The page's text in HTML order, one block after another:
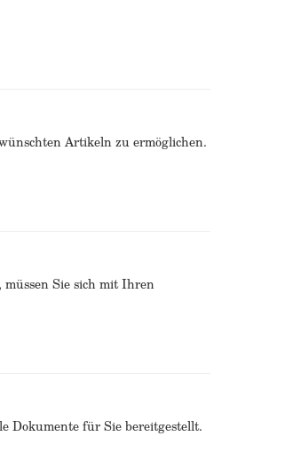
Artikeln zu ermöglichen.
Sie sich mit Ihren
Dokumente für Sie bereitgestellt.